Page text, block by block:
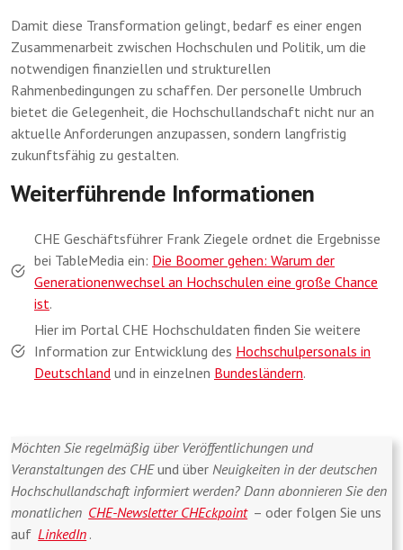
Damit diese Transformation gelingt, bedarf es einer engen
Zusammenarbeit zwischen Hochschulen und Politik, um die
notwendigen finanziellen und strukturellen
Rahmenbedingungen zu schaffen. Der personelle Umbruch
bietet die Gelegenheit, die Hochschullandschaft nicht nur an
aktuelle Anforderungen anzupassen, sondern langfristig
zukunftsfähig zu gestalten.
Weiterführende Informationen
CHE Geschäftsführer Frank Ziegele ordnet die Ergebnisse
bei TableMedia ein: Die Boomer gehen: Warum der
Generationenwechsel an Hochschulen eine große Chance
ist.
Hier im Portal CHE Hochschuldaten finden Sie weitere
Information zur Entwicklung des Hochschulpersonals in
Deutschland und in einzelnen Bundesländern.
Möchten Sie regelmäßig über Veröffentlichungen und
Veranstaltungen des CHEund über Neuigkeiten in der deutschen
Hochschullandschaft informiert werden? Dann abonnieren Sie den
monatlichen CHE-Newsletter CHEckpoint – oder folgen Sie uns
auf LinkedIn .